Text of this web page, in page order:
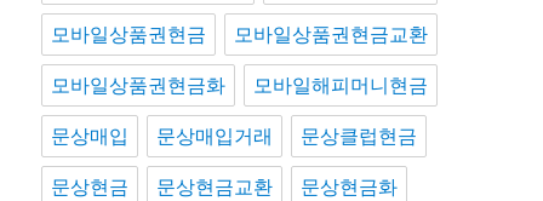
모바일상품권현금 모바일상품권현금교환
모바일상품권현금화 모바일해피머니현금
문상매입 문상매입거래 문상클럽현금
문상현금 문상현금교환 문상현금화